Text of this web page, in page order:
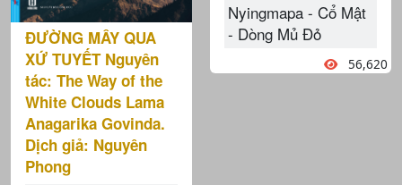
ĐƯỜNG MÂY QUA
XỨ TUYẾT Nguyên
tác: The Way of the
White Clouds Lama
Anagarika Govinda.
Dịch giả: Nguyên
Phong
Nyingmapa - Cổ Mật
- Dòng Mủ Đỏ
56,620